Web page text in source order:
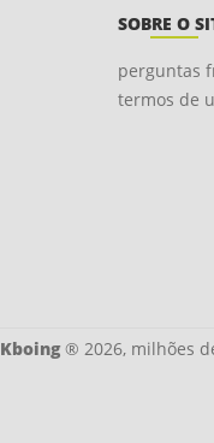
SOBRE O
perguntas
termos de
Kboing® 2026, milhões